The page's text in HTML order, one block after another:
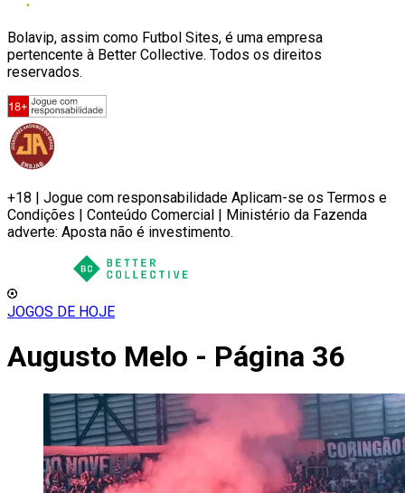
Bolavip, assim como Futbol Sites, é uma empresa
pertencente à Better Collective. Todos os direitos
reservados.
+18 | Jogue com responsabilidade Aplicam-se os Termos e
Condições | Conteúdo Comercial | Ministério da Fazenda
adverte: Aposta não é investimento.
JOGOS DE HOJE
Augusto Melo - Página 36